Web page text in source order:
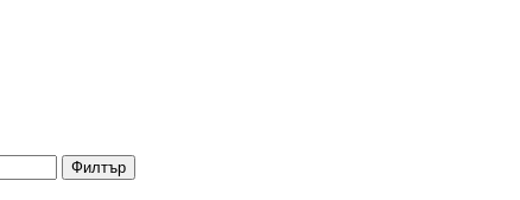
Филтър